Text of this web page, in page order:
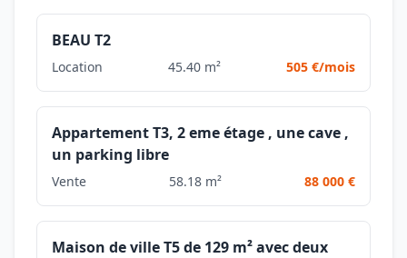
BEAU T2
Location 45.40 m² 505 €/mois
Appartement T3, 2 eme étage , une cave ,
un parking libre
Vente 58.18 m² 88 000 €
Maison de ville T5 de 129 m² avec deux